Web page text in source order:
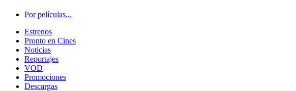
Por películas...
Estrenos
Pronto en Cines
Noticias
Reportajes
VOD
Promociones
Descargas